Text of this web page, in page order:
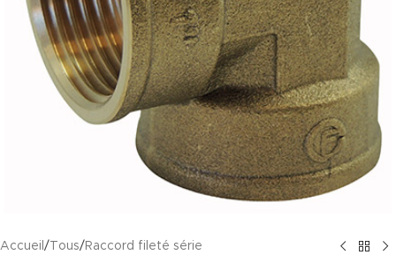
Accueil / Tous/ Raccord fileté série